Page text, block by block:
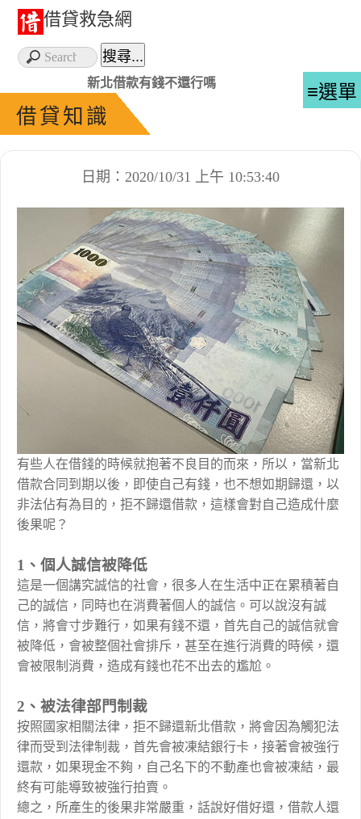
借貸救急網
≡選單
新北借款有錢不還行嗎
借貸知識
日期：2020/10/31 上午 10:53:40
有些人在借錢的時候就抱著不良目的而來，所以，當新北
借款合同到期以後，即使自己有錢，也不想如期歸還，以
非法佔有為目的，拒不歸還借款，這樣會對自己造成什麼
後果呢？
1、個人誠信被降低
這是一個講究誠信的社會，很多人在生活中正在累積著自
己的誠信，同時也在消費著個人的誠信。可以說沒有誠
信，將會寸步難行，如果有錢不還，首先自己的誠信就會
被降低，會被整個社會排斥，甚至在進行消費的時候，還
會被限制消費，造成有錢也花不出去的尷尬。
2、被法律部門制裁
按照國家相關法律，拒不歸還新北借款，將會因為觸犯法
律而受到法律制裁，首先會被凍結銀行卡，接著會被強行
還款，如果現金不夠，自己名下的不動產也會被凍結，最
終有可能導致被強行拍賣。
總之，所產生的後果非常嚴重，話說好借好還，借款人還